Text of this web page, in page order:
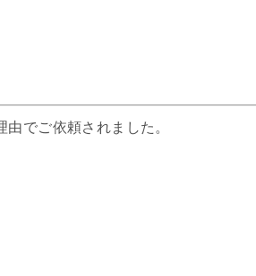
でご依頼されました。